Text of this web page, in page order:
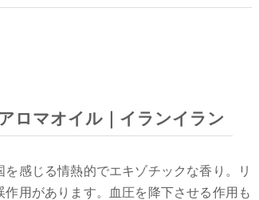
ロマオイル｜イランイラン
を感じる情熱的でエキゾチックな香り。リ
作用があります。血圧を降下させる作用も